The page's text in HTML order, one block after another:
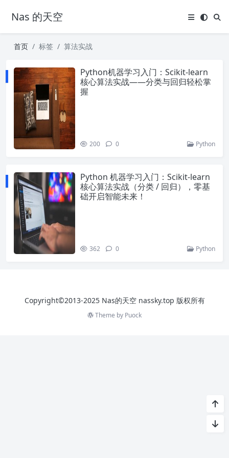
Nas 的天空
首页 标签 算法实战
Python机器学习入门：Scikit-learn
核心算法实战——分类与回归轻松掌
握
200 0 Python
Python 机器学习入门：Scikit-learn
核心算法实战（分类 / 回归），零基
础开启智能未来！
362 0 Python
Copyright©2013-2025 Nas的天空 nassky.top 版权所有
Theme by Puock